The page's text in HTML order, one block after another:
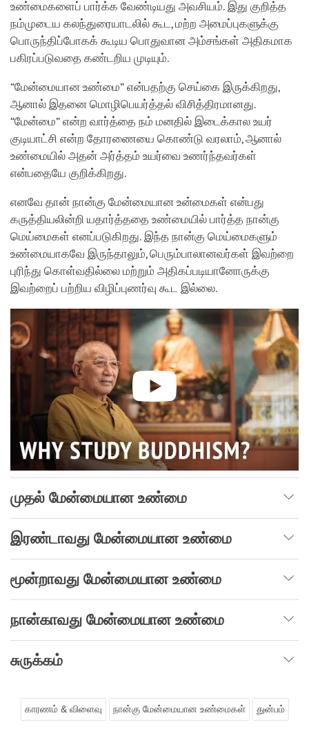
உண்மைகளைப் பார்க்க வேண்டியது அவசியம். இது குறித்த
நம்முடைய கலந்துரையாடலில் கூட, மற்ற அமைப்புகளுக்கு
பொருந்திப்போகக் கூடிய பொதுவான அம்சங்கள் அதிகமாக
பகிரப்படுவதை கண்டறிய முடியும்.
“மேன்மையான உண்மை” என்பதற்கு செய்கை இருக்கிறது,
ஆனால் இதனை மொழிபெயர்த்தல் விசித்திரமானது.
“மேன்மை” என்ற வார்த்தை நம் மனதில் இடைக்கால உயர்
குடியாட்சி என்ற தோரணையை கொண்டு வரலாம், ஆனால்
உண்மையில் அதன் அர்த்தம் உயர்வை உணர்ந்தவர்கள்
என்பதையே குறிக்கிறது.
எனவே தான் நான்கு மேன்மையான உன்மைகள் என்பது
கருத்தியலின்றி யதார்த்ததை உண்மையில் பார்த்த நான்கு
மெய்மைகள் எனப்படுகிறது. இந்த நான்கு மெய்மைகளும்
உண்மையாகவே இருந்தாலும், பெரும்பாலானவர்கள் இவற்றை
புரிந்து கொள்வதில்லை மற்றும் அதிகப்படியானோருக்கு
இவற்றைப் பற்றிய விழிப்புணர்வு கூட இல்லை.
முதல் மேன்மையான உண்மை
இரண்டாவது மேன்மையான உண்மை
மூன்றாவது மேன்மையான உண்மை
நான்காவது மேன்மையான உண்மை
சுருக்கம்
காரணம் & விளைவு நான்கு மேன்மையான உண்மைகள் துன்பம்